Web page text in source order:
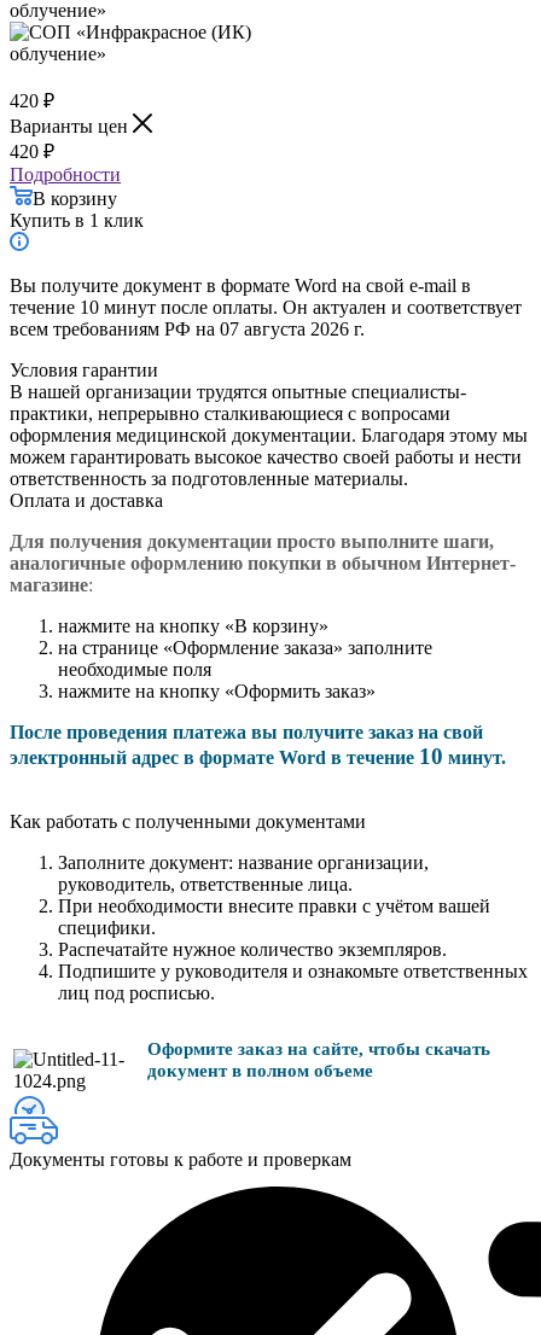
420 ₽
Варианты цен
420 ₽
Подробности
В корзину
Купить в 1 клик
Вы получите документ в формате Word на свой e-mail в
течение 10 минут после оплаты. Он актуален и соответствует
всем требованиям РФ на 07 августа 2026 г.
Условия гарантии
В нашей организации трудятся опытные специалисты-
практики, непрерывно сталкивающиеся с вопросами
оформления медицинской документации. Благодаря этому мы
можем гарантировать высокое качество своей работы и нести
ответственность за подготовленные материалы.
Оплата и доставка
Для получения документации просто выполните шаги,
аналогичные оформлению покупки в обычном Интернет-
магазине:
нажмите на кнопку «В корзину»
на странице «Оформление заказа» заполните
необходимые поля
нажмите на кнопку «Оформить заказ»
После проведения платежа вы получите заказ на свой
электронный адрес в формате Word в течение 10 минут.
Как работать с полученными документами
Заполните документ: название организации,
руководитель, ответственные лица.
При необходимости внесите правки с учётом вашей
специфики.
Распечатайте нужное количество экземпляров.
Подпишите у руководителя и ознакомьте ответственных
лиц под росписью.
Оформите заказ на сайте, чтобы скачать
документ в полном объеме
Документы готовы к работе и проверкам